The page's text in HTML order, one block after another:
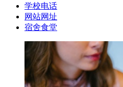
学校电话
网站网址
宿舍食堂